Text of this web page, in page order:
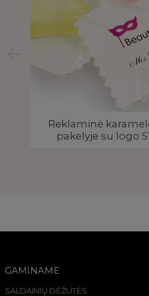
Reklaminė karamelė
pakelyje su logo
GAMINAME
SALDAINIŲ DĖŽUTĖS